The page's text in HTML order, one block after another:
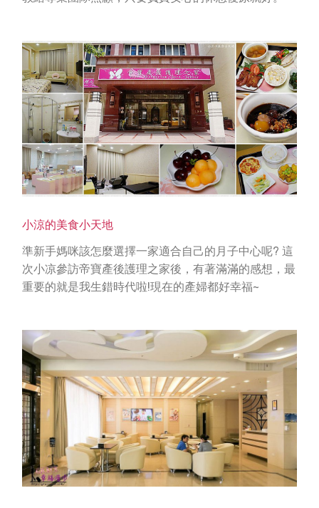
小涼的美食小天地
準新手媽咪該怎麼選擇一家適合自己的月子中心呢? 這
次小凉參訪帝寶產後護理之家後，有著滿滿的感想，最
重要的就是我生錯時代啦!現在的產婦都好幸福~
Feedback
https://www.facebook.com/DepoPostpartumCareC
enter/